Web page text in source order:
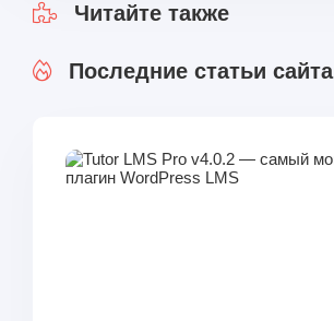
Читайте также
Последние статьи сайта